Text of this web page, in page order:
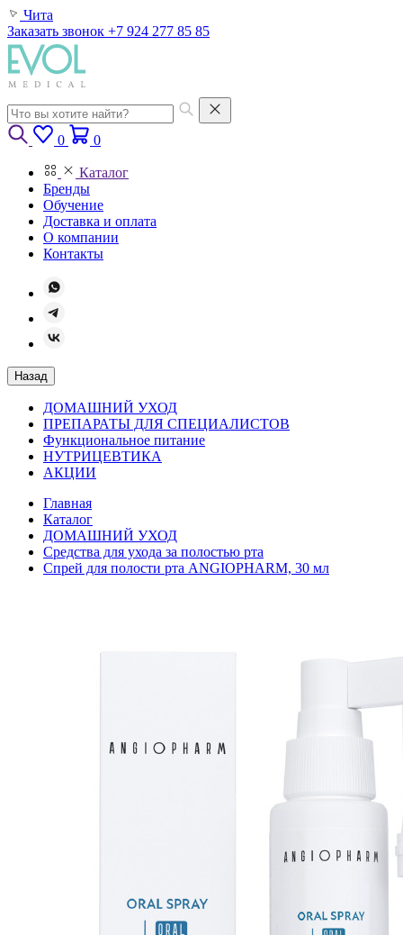
Чита
Заказать звонок +7 924 277 85 85
0 0
Каталог
Бренды
Обучение
Доставка и оплата
О компании
Контакты
Назад
ДОМАШНИЙ УХОД
ПРЕПАРАТЫ ДЛЯ СПЕЦИАЛИСТОВ
Функциональное питание
НУТРИЦЕВТИКА
АКЦИИ
Главная
Каталог
ДОМАШНИЙ УХОД
Средства для ухода за полостью рта
Спрей для полости рта ANGIOPHARM, 30 мл